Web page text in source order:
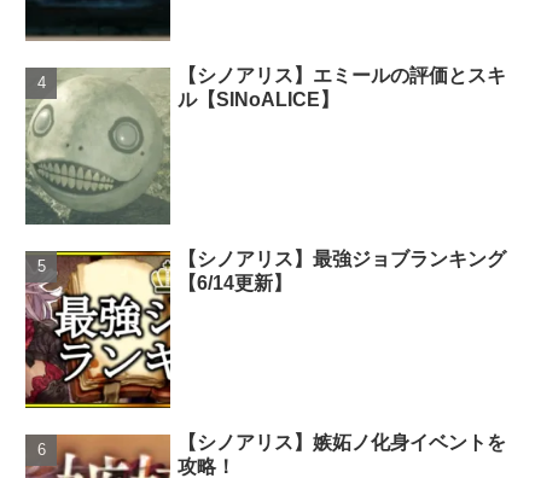
【シノアリス】エミールの評価とスキ
ル【SINoALICE】
【シノアリス】最強ジョブランキング
【6/14更新】
【シノアリス】嫉妬ノ化身イベントを
攻略！